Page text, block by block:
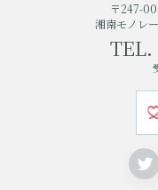
〒247-
湘南モノレ
TEL.